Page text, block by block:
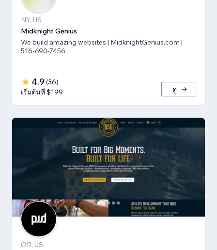
NY, US
Midknight Genius
We build amazing websites | MidknightGenius.com |
516-690-7456
4.9 (36)
เริ่มต้นที่ $199
ดู
OR, US